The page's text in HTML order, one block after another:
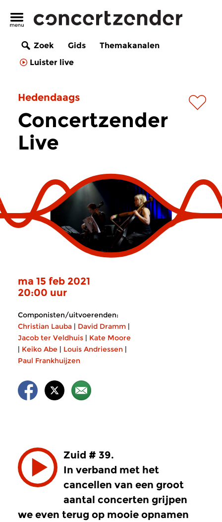
Zoek Gids
Themakanalen
Luister live
Hedendaags
Concertzender
Live
ma 15 feb 2021
20:00 uur
Componisten/uitvoerenden:
Christian Lauba | David Dramm |
Jacob ter Veldhuis | Kate Moore
| Keiko Abe | Louis Andriessen |
Paul Frankhuijzen
Zuid # 39.
In verband met het
cancellen van een groot
aantal concerten grijpen
we even terug op mooie opnamen